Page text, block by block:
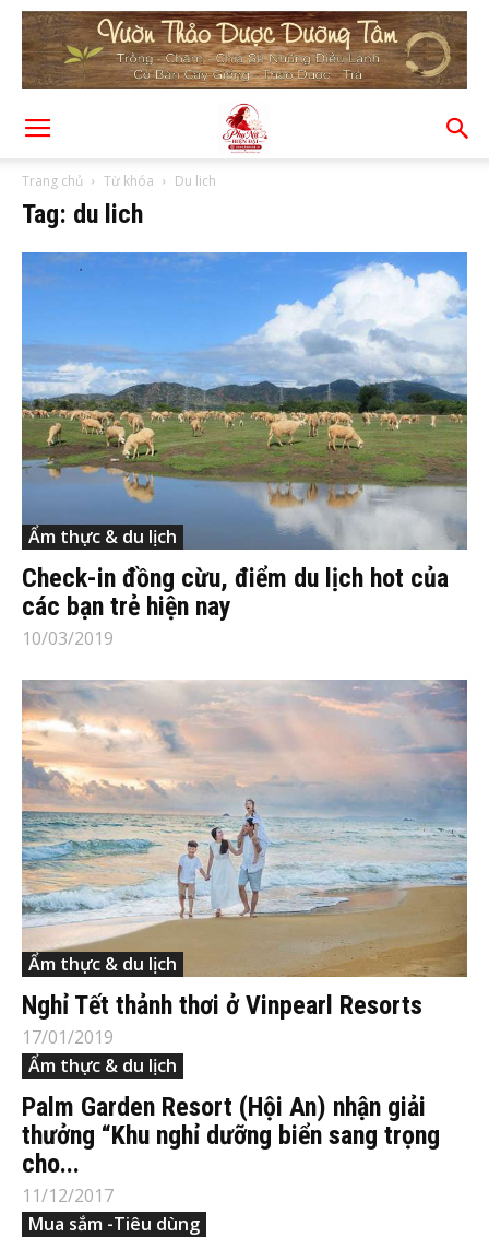
Trang chủ Từ khóa Du lich
Tag: du lich
Ẩm thực & du lịch
Check-in đồng cừu, điểm du lịch hot của
các bạn trẻ hiện nay
10/03/2019
Ẩm thực & du lịch
Nghỉ Tết thảnh thơi ở Vinpearl Resorts
17/01/2019
Ẩm thực & du lịch
Palm Garden Resort (Hội An) nhận giải
thưởng “Khu nghỉ dưỡng biển sang trọng
cho...
11/12/2017
Mua sắm -Tiêu dùng